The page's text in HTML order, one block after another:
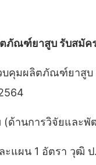
ณฑ์ยาสูบ รับสมัค
คุมผลิตภัณฑ์ยาสูบ
(ด้านการวิจัยและ
ะแผน 1 อัตรา วุฒิ